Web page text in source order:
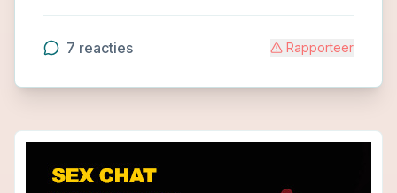
7 reacties Rapporteer